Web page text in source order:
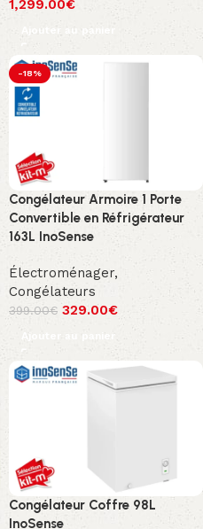
1,299.00€
Ajouter au panier
-18%
Congélateur Armoire 1 Porte
Convertible en Réfrigérateur
163L InoSense
Électroménager,
Congélateurs
399.00€ 329.00€
Ajouter au panier
Congélateur Coffre 98L
InoSense